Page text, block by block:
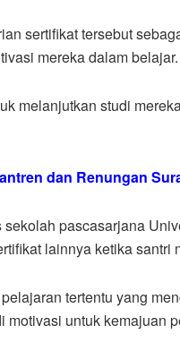
sertifikat tersebut
mereka dalam belajar.
melanjutkan studi
dan Renungan
pascasarjana
lainnya ketika santri
tertentu yang
untuk kemajuan